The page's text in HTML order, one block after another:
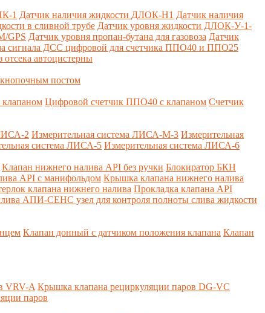
1 Датчик наличия жидкости ДЛОК-Н1 Датчик наличия
в сливной трубе Датчик уровня жидкости ДЛОК-У-1-
GPS Датчик уровня пропан-бутана для газовоза Датчик
сигнала ДСС цифровой для счетчика ППО40 и ППО25
автоцистерны
постом
Цифровой счетчик ППО40 с клапаном Счетчик
2 Измерительная система ЛИСА-М-3 Измерительная
система ЛИСА-5 Измерительная система ЛИСА-6
Клапан нижнего налива API без ручки Блокиратор БКН
API с манифольдом Крышка клапана нижнего налива
клапана нижнего налива Прокладка клапана API
АПИ-СЕНС узел для контроля полноты слива жидкости
Клапан донный с датчиком положения клапана Клапан
VRV-A Крышка клапана рециркуляции паров DG-VC
паров